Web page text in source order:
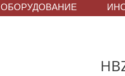
ОБОРУДОВАНИЕ